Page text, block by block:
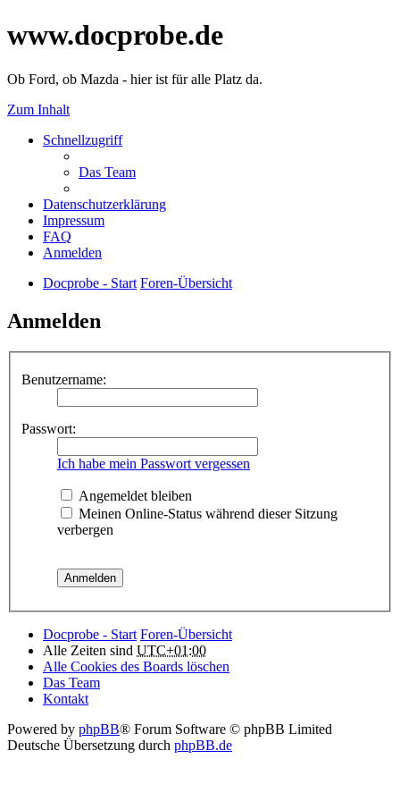
www.docprobe.de
Ob Ford, ob Mazda - hier ist für alle Platz da.
Zum Inhalt
Schnellzugriff
Das Team
Datenschutzerklärung
Impressum
FAQ
Anmelden
Docprobe - Start Foren-Übersicht
Anmelden
Benutzername:
Passwort:
Ich habe mein Passwort vergessen
Angemeldet bleiben
Meinen Online-Status während dieser Sitzung
verbergen
Docprobe - Start Foren-Übersicht
Alle Zeiten sind UTC+01:00
Alle Cookies des Boards löschen
Das Team
Kontakt
Powered by phpBB® Forum Software © phpBB Limited
Deutsche Übersetzung durch phpBB.de